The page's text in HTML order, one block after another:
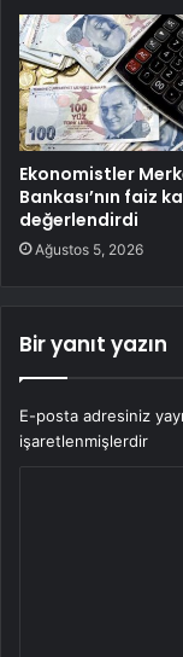
Ekonomistler
Bankası’nın faiz
değerlendirdi
Ağustos 5, 2026
Bir yanıt yazın
E-posta adresiniz
işaretlenmişlerdir